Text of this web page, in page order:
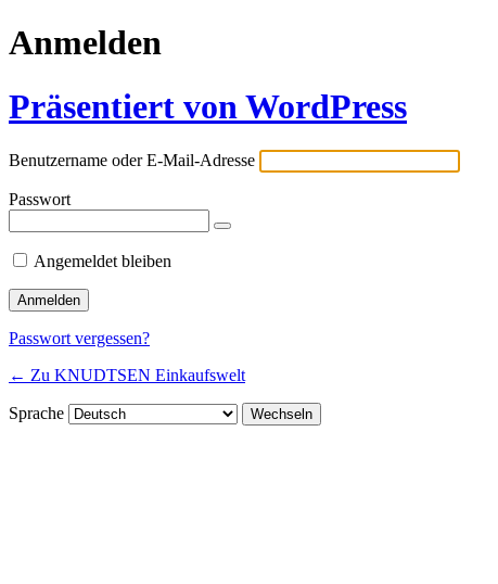
Anmelden
Präsentiert von WordPress
Benutzername oder E-Mail-Adresse
Passwort
Angemeldet bleiben
Passwort vergessen?
← Zu KNUDTSEN Einkaufswelt
Sprache